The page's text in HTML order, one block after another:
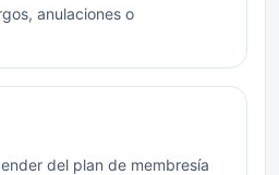
anulaciones o
del plan de membresía